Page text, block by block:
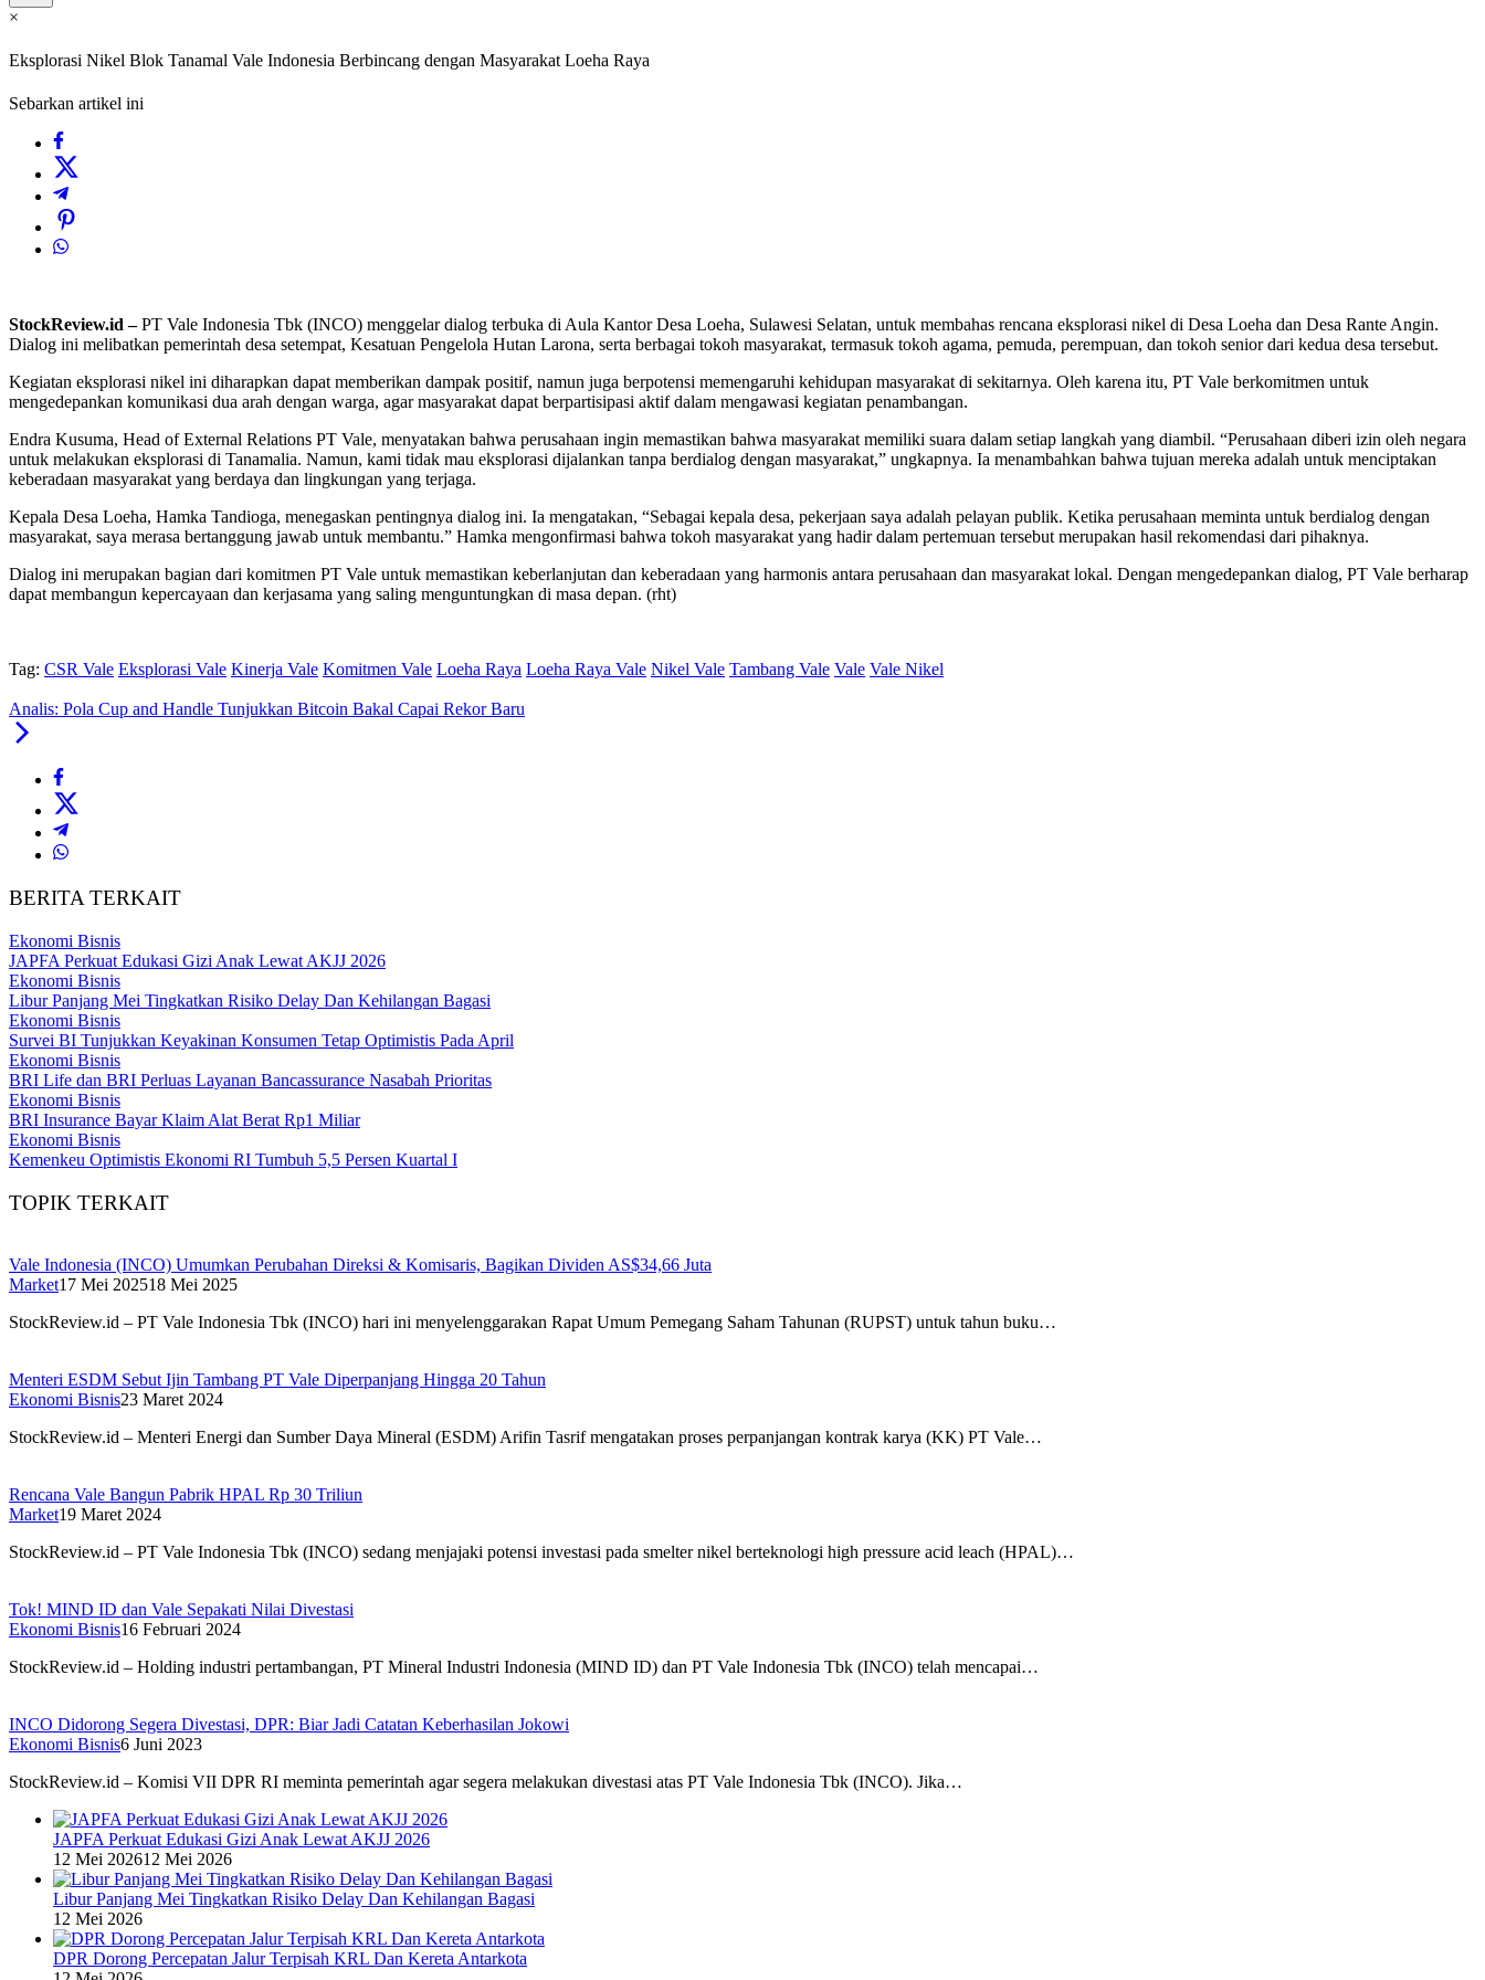
×
Eksplorasi Nikel Blok Tanamal Vale Indonesia Berbincang dengan Masyarakat Loeha Raya
Sebarkan artikel ini
StockReview.id –PT Vale Indonesia Tbk (INCO) menggelar dialog terbuka di Aula Kantor Desa Loeha, Sulawesi Selatan, untuk membahas rencana eksplorasi nikel di Desa Loeha dan Desa Rante Angin.
Dialog ini melibatkan pemerintah desa setempat, Kesatuan Pengelola Hutan Larona, serta berbagai tokoh masyarakat, termasuk tokoh agama, pemuda, perempuan, dan tokoh senior dari kedua desa tersebut.
Kegiatan eksplorasi nikel ini diharapkan dapat memberikan dampak positif, namun juga berpotensi memengaruhi kehidupan masyarakat di sekitarnya. Oleh karena itu, PT Vale berkomitmen untuk
mengedepankan komunikasi dua arah dengan warga, agar masyarakat dapat berpartisipasi aktif dalam mengawasi kegiatan penambangan.
Endra Kusuma, Head of External Relations PT Vale, menyatakan bahwa perusahaan ingin memastikan bahwa masyarakat memiliki suara dalam setiap langkah yang diambil. “Perusahaan diberi izin oleh negara
untuk melakukan eksplorasi di Tanamalia. Namun, kami tidak mau eksplorasi dijalankan tanpa berdialog dengan masyarakat,” ungkapnya. Ia menambahkan bahwa tujuan mereka adalah untuk menciptakan
keberadaan masyarakat yang berdaya dan lingkungan yang terjaga.
Kepala Desa Loeha, Hamka Tandioga, menegaskan pentingnya dialog ini. Ia mengatakan, “Sebagai kepala desa, pekerjaan saya adalah pelayan publik. Ketika perusahaan meminta untuk berdialog dengan
masyarakat, saya merasa bertanggung jawab untuk membantu.” Hamka mengonfirmasi bahwa tokoh masyarakat yang hadir dalam pertemuan tersebut merupakan hasil rekomendasi dari pihaknya.
Dialog ini merupakan bagian dari komitmen PT Vale untuk memastikan keberlanjutan dan keberadaan yang harmonis antara perusahaan dan masyarakat lokal. Dengan mengedepankan dialog, PT Vale berharap
dapat membangun kepercayaan dan kerjasama yang saling menguntungkan di masa depan. (rht)
Tag: CSR Vale Eksplorasi Vale Kinerja Vale Komitmen Vale Loeha Raya Loeha Raya Vale Nikel Vale Tambang Vale Vale Vale Nikel
Analis: Pola Cup and Handle Tunjukkan Bitcoin Bakal Capai Rekor Baru
BERITA TERKAIT
Ekonomi Bisnis
JAPFA Perkuat Edukasi Gizi Anak Lewat AKJJ 2026
Ekonomi Bisnis
Libur Panjang Mei Tingkatkan Risiko Delay Dan Kehilangan Bagasi
Ekonomi Bisnis
Survei BI Tunjukkan Keyakinan Konsumen Tetap Optimistis Pada April
Ekonomi Bisnis
BRI Life dan BRI Perluas Layanan Bancassurance Nasabah Prioritas
Ekonomi Bisnis
BRI Insurance Bayar Klaim Alat Berat Rp1 Miliar
Ekonomi Bisnis
Kemenkeu Optimistis Ekonomi RI Tumbuh 5,5 Persen Kuartal I
TOPIK TERKAIT
Vale Indonesia (INCO) Umumkan Perubahan Direksi & Komisaris, Bagikan Dividen AS$34,66 Juta
Market17 Mei 202518 Mei 2025
StockReview.id – PT Vale Indonesia Tbk (INCO) hari ini menyelenggarakan Rapat Umum Pemegang Saham Tahunan (RUPST) untuk tahun buku…
Menteri ESDM Sebut Ijin Tambang PT Vale Diperpanjang Hingga 20 Tahun
Ekonomi Bisnis23 Maret 2024
StockReview.id – Menteri Energi dan Sumber Daya Mineral (ESDM) Arifin Tasrif mengatakan proses perpanjangan kontrak karya (KK) PT Vale…
Rencana Vale Bangun Pabrik HPAL Rp 30 Triliun
Market19 Maret 2024
StockReview.id – PT Vale Indonesia Tbk (INCO) sedang menjajaki potensi investasi pada smelter nikel berteknologi high pressure acid leach (HPAL)…
Tok! MIND ID dan Vale Sepakati Nilai Divestasi
Ekonomi Bisnis16 Februari 2024
StockReview.id – Holding industri pertambangan, PT Mineral Industri Indonesia (MIND ID) dan PT Vale Indonesia Tbk (INCO) telah mencapai…
INCO Didorong Segera Divestasi, DPR: Biar Jadi Catatan Keberhasilan Jokowi
Ekonomi Bisnis6 Juni 2023
StockReview.id – Komisi VII DPR RI meminta pemerintah agar segera melakukan divestasi atas PT Vale Indonesia Tbk (INCO). Jika…
JAPFA Perkuat Edukasi Gizi Anak Lewat AKJJ 2026
12 Mei 202612 Mei 2026
Libur Panjang Mei Tingkatkan Risiko Delay Dan Kehilangan Bagasi
12 Mei 2026
DPR Dorong Percepatan Jalur Terpisah KRL Dan Kereta Antarkota